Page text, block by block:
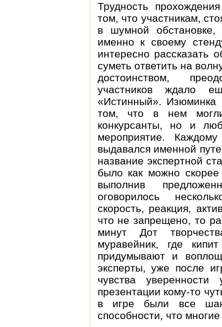
Трудность
том, что участникам,
в шумной
именно к своему
интересно рассказать
суметь ответить на
достоинством,
участников ждало
«Истинный». Изюминка
том, что в нем
конкурсанты, но и
мероприятие.
выдавался именной
название экспертной
было как можно скорее
выполнив
оговорилось
скорость, реакция,
что не запрещено, то
минут Дот
муравейник, где
придумывают и
эксперты, уже после
чувства
презентации кому-то
в игре были все
способности, что